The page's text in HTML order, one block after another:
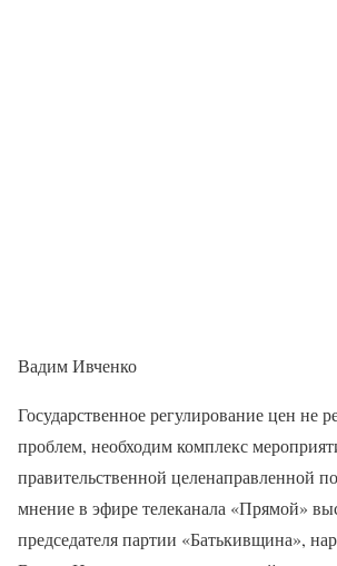
Вадим Ивченко
Государственное регулирование цен не
проблем, необходим комплекс
правительственной целенаправленной
мнение в эфире телеканала «Прямой»
председателя партии «Батькивщина»,